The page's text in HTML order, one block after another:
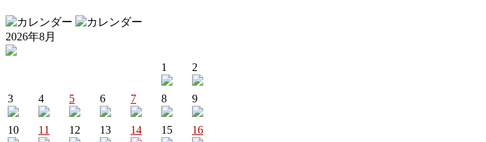
2026年8月
1 2
3 4 5 6 7 8 9
10 11 12 13 14 15 16